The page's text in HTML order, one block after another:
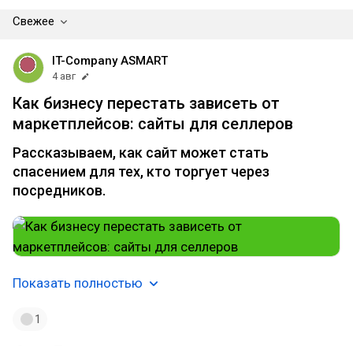
Свежее
IT-Company ASMART
4 авг
Как бизнесу перестать зависеть от
маркетплейсов: сайты для селлеров
Рассказываем, как сайт может стать
спасением для тех, кто торгует через
посредников.
Показать полностью
1